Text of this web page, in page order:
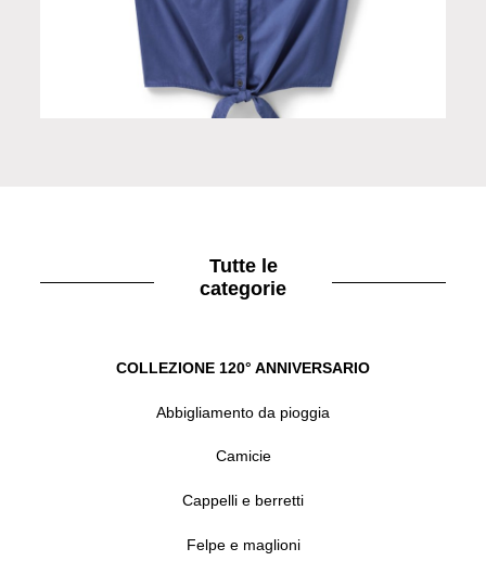
Smanicato donna blu
Tutte le
categorie
COLLEZIONE 120° ANNIVERSARIO
Abbigliamento da pioggia
Camicie
Cappelli e berretti
Felpe e maglioni